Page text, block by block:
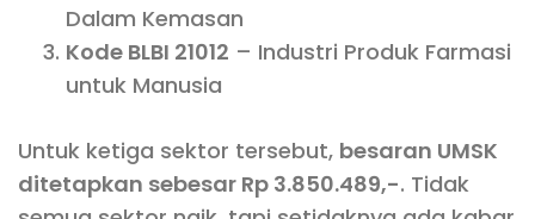
Dalam Kemasan
Kode BLBI 21012 – Industri Produk Farmasi
untuk Manusia
Untuk ketiga sektor tersebut, besaran UMSK
ditetapkan sebesar Rp 3.850.489,-. Tidak